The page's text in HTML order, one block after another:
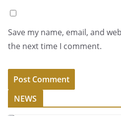
Save my name, email, and
the next time I comment.
NEWS